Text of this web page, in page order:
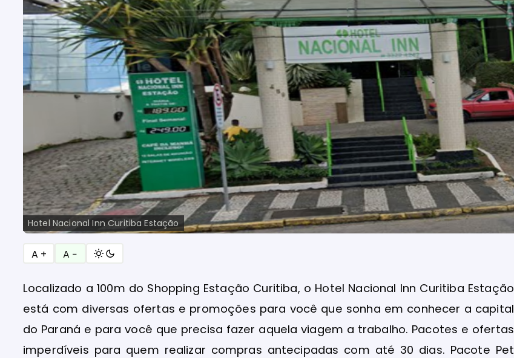
Hotel Nacional Inn Curitiba Estação
A + A −
Localizado a 100m do Shopping Estação Curitiba, o Hotel Nacional Inn Curitiba Estação
está com diversas ofertas e promoções para você que sonha em conhecer a capital
do Paraná e para você que precisa fazer aquela viagem a trabalho. Pacotes e ofertas
imperdíveis para quem realizar compras antecipadas com até 30 dias. Pacote Pet